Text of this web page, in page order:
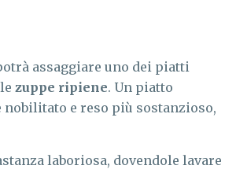
assaggiare uno dei piatti
zuppe ripiene. Un piatto
nobilitato e reso più sostanzioso,
laboriosa, dovendole lavare